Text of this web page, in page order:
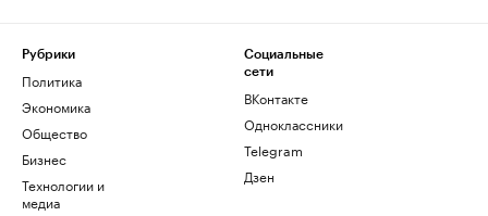
Рубрики
Политика
Экономика
Общество
Бизнес
Технологии и
медиа
Социальные
сети
ВКонтакте
Одноклассники
Telegram
Дзен